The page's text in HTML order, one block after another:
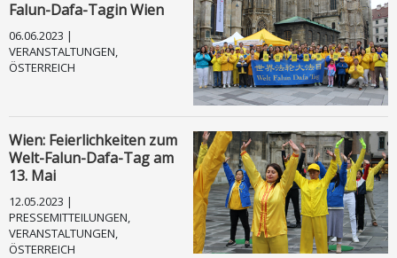
Falun-Dafa-Tagin Wien
06.06.2023 |
VERANSTALTUNGEN,
ÖSTERREICH
Wien: Feierlichkeiten zum
Welt-Falun-Dafa-Tag am
13. Mai
12.05.2023 |
PRESSEMITTEILUNGEN,
VERANSTALTUNGEN,
ÖSTERREICH